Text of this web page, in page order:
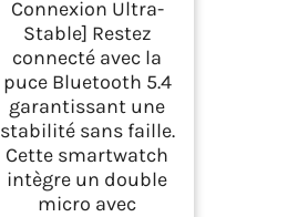
Connexion Ultra-
Stable] Restez
connecté avec la
puce Bluetooth 5.4
garantissant une
stabilité sans faille.
Cette smartwatch
intègre un double
micro avec